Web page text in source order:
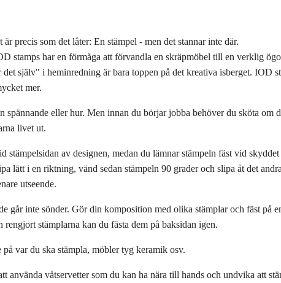
precis som det låter: En stämpel - men det stannar inte där.
stamps har en förmåga att förvandla en skräpmöbel till en verklig
själv" i heminredning är bara toppen på det kreativa isberget. IOD
mer.
eller hur. Men innan du börjar jobba behöver du sköta om
livet ut.
stämpelsidan av designen, medan du lämnar stämpeln fäst vid
lätt i en riktning, vänd sedan stämpeln 90 grader och slipa åt det
utseende.
går inte sönder. Gör din komposition med olika stämplar och fäst på
stämplarna kan du fästa dem på baksidan igen.
var du ska stämpla, möbler tyg keramik osv.
använda våtservetter som du kan ha nära till hands och undvika att